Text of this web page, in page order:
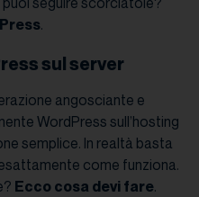
.
sul server
angosciante e
WordPress sull’hosting
semplice. In realtà basta
come funziona.
Ecco cosa devi fare.